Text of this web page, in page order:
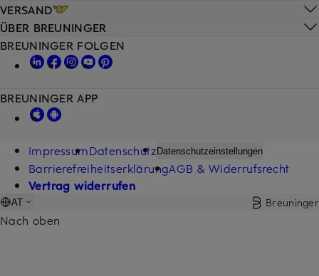
VERSAND
ÜBER BREUNINGER
BREUNINGER FOLGEN
BREUNINGER APP
ImpressumDatenschutzDatenschutzeinstellungen
BarrierefreiheitserklärungAGB & Widerrufsrecht
Vertrag widerrufen
AT Breuninger
Nach oben